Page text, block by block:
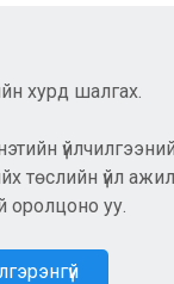
хурд шалгах.
төслийн үйл
оролцоно уу.